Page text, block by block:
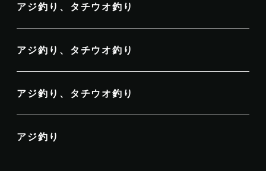
アジ釣り、タチウオ釣り
アジ釣り、タチウオ釣り
アジ釣り、タチウオ釣り
アジ釣り